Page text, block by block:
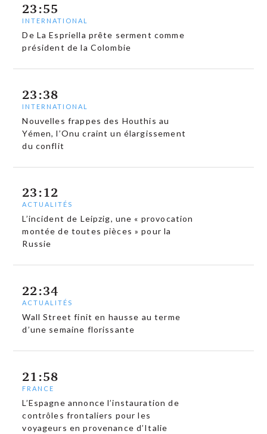
23:55
INTERNATIONAL
De La Espriella prête serment comme
président de la Colombie
23:38
INTERNATIONAL
Nouvelles frappes des Houthis au
Yémen, l’Onu craint un élargissement
du conflit
23:12
ACTUALITÉS
L’incident de Leipzig, une « provocation
montée de toutes pièces » pour la
Russie
22:34
ACTUALITÉS
Wall Street finit en hausse au terme
d’une semaine florissante
21:58
FRANCE
L’Espagne annonce l’instauration de
contrôles frontaliers pour les
voyageurs en provenance d’Italie